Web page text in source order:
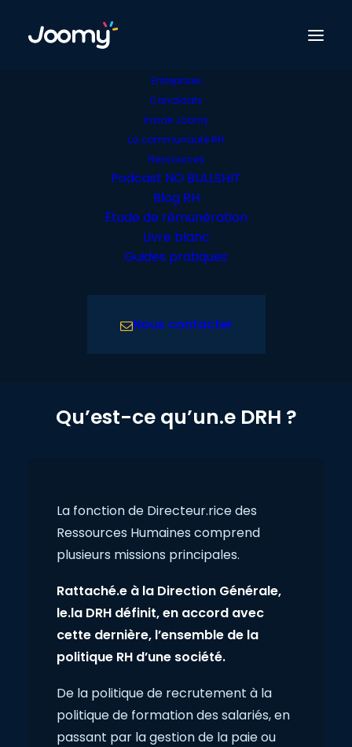
Entreprises
Candidats
Inside Joomy
La communauté RH
Ressources
Podcast NO BULLSHIT
Blog RH
Étude de rémunération
Livre blanc
Guides pratiques
Nous contacter
Généraliste RH
DRH
La fonction de Directeur.rice des
Ressources Humaines comprend
plusieurs missions principales.
Rattaché.e à la Direction Générale,
le.la DRH définit, en accord avec
cette dernière, l’ensemble de la
politique RH d’une société.
De la politique de recrutement à la
politique de formation des salariés, en
passant par la gestion de la paie ou
Qu’est-ce qu’un.e DRH ?